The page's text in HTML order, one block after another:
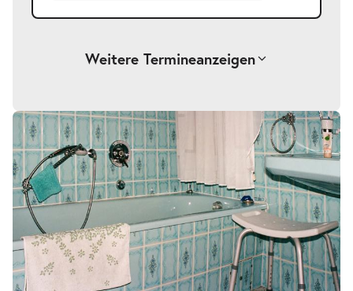
Weitere Termineanzeigen
Anleitung ein anderer zu werden-
Sa.
03.04.2027
Sa. 03.04.2027
19:30 Uhr
Tickets
Anleitung ein anderer zu werden-
Mi.